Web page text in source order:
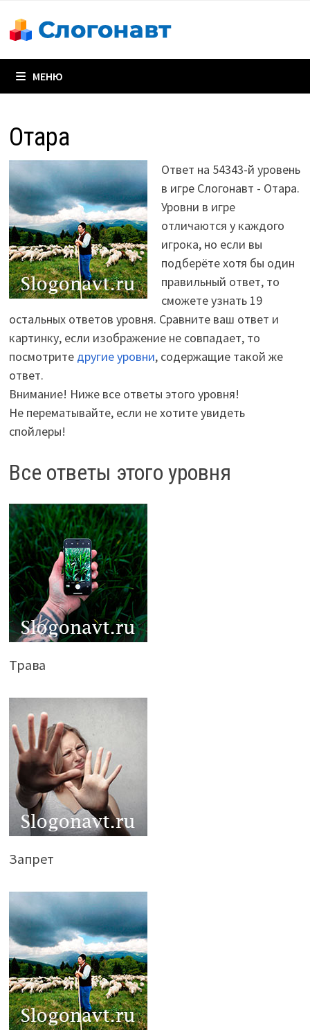
содержимому
МЕНЮ
Отара
Ответ на 54343-й уровень
в игре Слогонавт - Отара.
Уровни в игре
отличаются у каждого
игрока, но если вы
подберёте хотя бы один
правильный ответ, то
сможете узнать 19
остальных ответов уровня. Сравните ваш ответ и
картинку, если изображение не совпадает, то
посмотрите другие уровни, содержащие такой же
ответ.
Внимание! Ниже все ответы этого уровня!
Не перематывайте, если не хотите увидеть
спойлеры!
Все ответы этого уровня
Трава
Запрет